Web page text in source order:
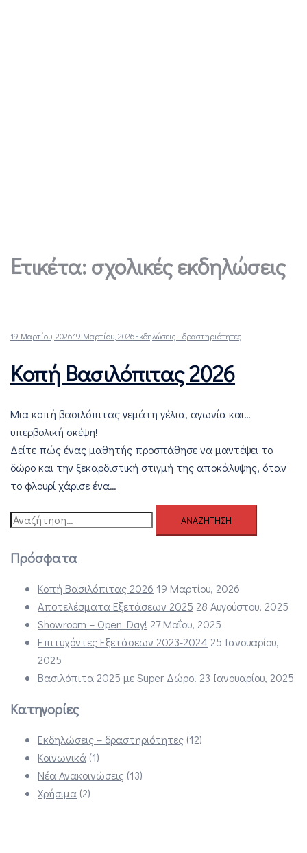
Ετικέτα:σχολικές εκδηλώσεις
19 Μαρτίου, 202619 Μαρτίου, 2026Εκδηλώσεις - δραστηριότητες
Κοπή Βασιλόπιτας 2026
Μια κοπή βασιλόπιτας γεμάτη γέλια, αγωνία και…
υπερβολική σκέψη!
Δείτε πώς ένας μαθητής προσπάθησε να μαντέψει το
δώρο και την ξεκαρδιστική στιγμή της αποκάλυψης, όταν
το φλουρί χάρισε ένα…
Αναζήτηση
Πρόσφατα
Κοπή Βασιλόπιτας 2026 19 Μαρτίου, 2026
Αποτελέσματα Εξετάσεων 2025 28 Αυγούστου, 2025
Showroom – Open Day! 27 Μαΐου, 2025
Επιτυχόντες Εξετάσεων 2023-2024 25 Ιανουαρίου,
2025
Βασιλόπιτα 2025 με Super Δώρο! 23 Ιανουαρίου, 2025
Κατηγορίες
Εκδηλώσεις – δραστηριότητες (12)
Κοινωνικά (1)
Νέα Ανακοινώσεις (13)
Χρήσιμα (2)